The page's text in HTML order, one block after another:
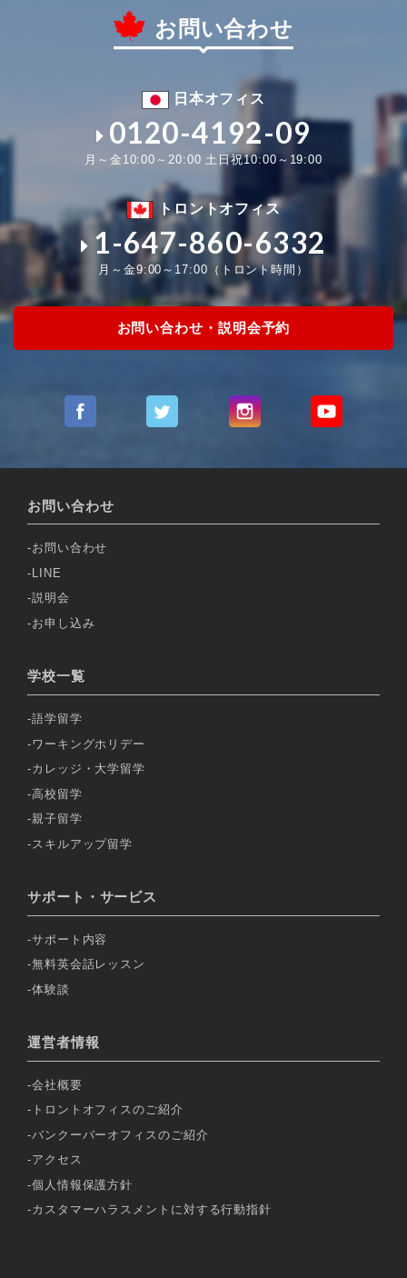
お問い合わせ
日本オフィス
0120-4192-09
月～金10:00～20:00 土日祝10:00～19:00
トロントオフィス
1-647-860-6332
月～金9:00～17:00（トロント時間）
お問い合わせ・説明会予約
お問い合わせ
お問い合わせ
LINE
説明会
お申し込み
学校一覧
語学留学
ワーキングホリデー
カレッジ・大学留学
高校留学
親子留学
スキルアップ留学
サポート・サービス
サポート内容
無料英会話レッスン
体験談
運営者情報
会社概要
トロントオフィスのご紹介
バンクーバーオフィスのご紹介
アクセス
個人情報保護方針
カスタマーハラスメントに対する行動指針